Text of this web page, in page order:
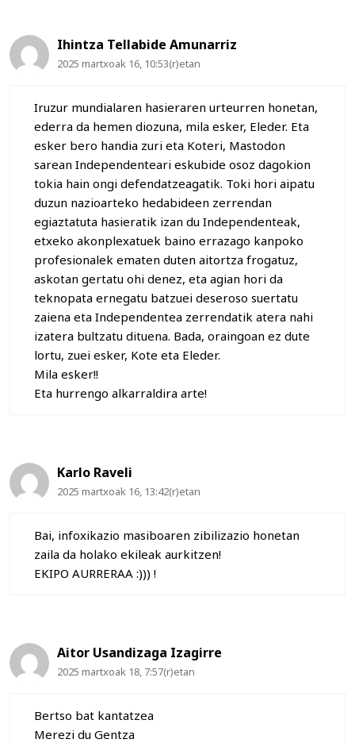
Ihintza Tellabide Amunarriz
2025 martxoak 16, 10:53(r)etan
Iruzur mundialaren hasieraren urteurren honetan,
ederra da hemen diozuna, mila esker, Eleder. Eta
esker bero handia zuri eta Koteri, Mastodon
sarean Independenteari eskubide osoz dagokion
tokia hain ongi defendatzeagatik. Toki hori aipatu
duzun nazioarteko hedabideen zerrendan
egiaztatuta hasieratik izan du Independenteak,
etxeko akonplexatuek baino errazago kanpoko
profesionalek ematen duten aitortza frogatuz,
askotan gertatu ohi denez, eta agian hori da
teknopata ernegatu batzuei deseroso suertatu
zaiena eta Independentea zerrendatik atera nahi
izatera bultzatu dituena. Bada, oraingoan ez dute
lortu, zuei esker, Kote eta Eleder.
Mila esker!!
Eta hurrengo alkarraldira arte!
Karlo Raveli
2025 martxoak 16, 13:42(r)etan
Bai, infoxikazio masiboaren zibilizazio honetan
zaila da holako ekileak aurkitzen!
EKIPO AURRERAA :))) !
Aitor Usandizaga Izagirre
2025 martxoak 18, 7:57(r)etan
Bertso bat kantatzea
Merezi du Gentza